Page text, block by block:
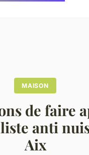
MAISON
de faire
anti
Aix